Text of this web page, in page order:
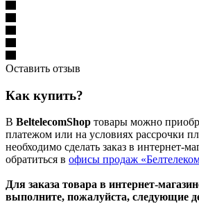
Оставить отзыв
Как купить?
В BeltelecomShop товары можно
платежом или на условиях рассрочки
необходимо сделать заказ в интернет-
обратиться в офисы продаж
Для заказа товара в интернет-
выполните, пожалуйста, следующие